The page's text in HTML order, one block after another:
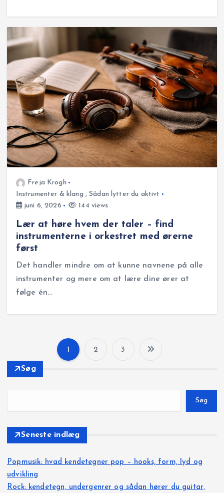
Freja Krogh
Instrumenter & klang ,Sådan lytter du aktivt
juni 6, 2026
144 views
Lær at høre hvem der taler – find
instrumenterne i orkestret med ørerne
først
Det handler mindre om at kunne navnene på alle
instrumenter og mere om at lære dine ører at
følge én…
n
d
æ
g
1 2 3
Søg
Søg
Seneste indlæg
Popmusik: hvad kendetegner pop – hooks, form, lyd og
udvikling
Rock: kendetegn, undergenrer og sådan hører du guitar,